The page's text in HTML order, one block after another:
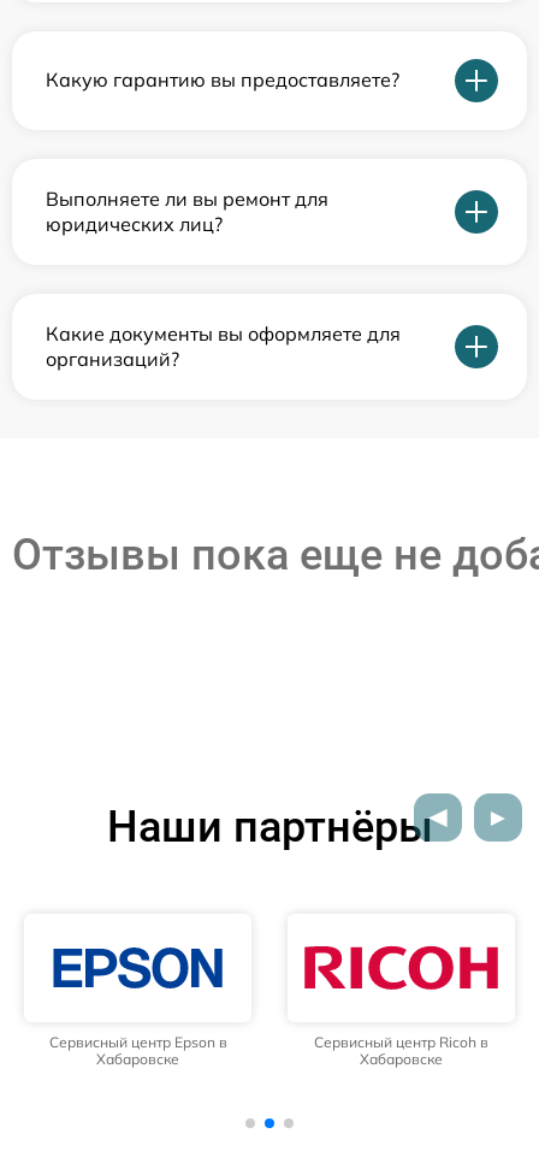
Какую гарантию вы предоставляете?
Выполняете ли вы ремонт для
юридических лиц?
Какие документы вы оформляете для
организаций?
Отзывы пока еще не
Наши партнёры
Сервисный центр Epson в
Хабаровске
Сервисный центр Ricoh в
Хабаровске